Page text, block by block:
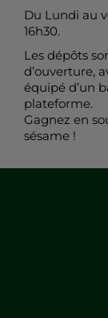
Du Lundi au
16h30.
Les dépôts
d’ouverture,
équipé d’un
plateforme.
Gagnez en
sésame !